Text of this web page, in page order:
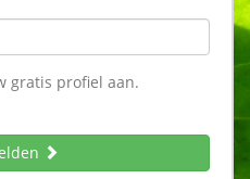
gratis profiel aan.